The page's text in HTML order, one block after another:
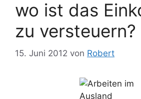
wo ist das
zu versteuern?
15. Juni 2012 von Robert